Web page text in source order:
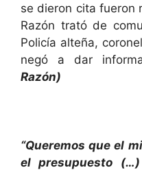
se dieron cita fueron
Razón trató de
Policía alteña,
negó a dar
Razón)
“Queremos que el
el presupuesto